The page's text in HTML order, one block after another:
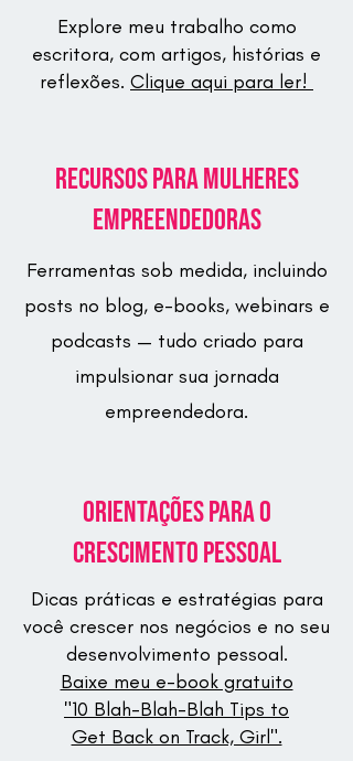
Explore meu trabalho como
escritora, com artigos, histórias e
reflexões. Clique aqui para ler!
Recursos para Mulheres
Empreendedoras
Ferramentas sob medida, incluindo
posts no blog, e-books, webinars e
podcasts — tudo criado para
impulsionar sua jornada
empreendedora.
Orientações para o
Crescimento Pessoal
Dicas práticas e estratégias para
você crescer nos negócios e no seu
desenvolvimento pessoal.
Baixe meu e-book gratuito
"10 Blah-Blah-Blah Tips to
Get Back on Track, Girl".